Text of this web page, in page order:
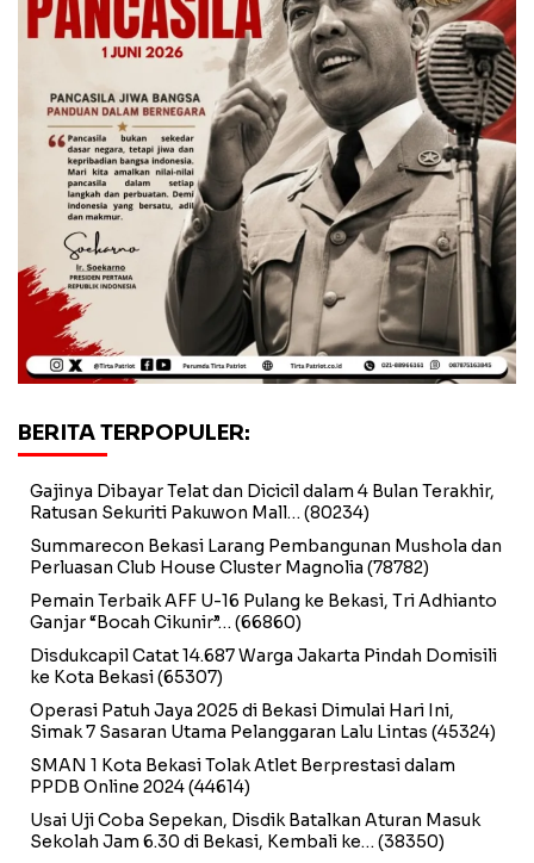
BERITA TERPOPULER:
Gajinya Dibayar Telat dan Dicicil dalam 4 Bulan Terakhir,
Ratusan Sekuriti Pakuwon Mall… (80234)
Summarecon Bekasi Larang Pembangunan Mushola dan
Perluasan Club House Cluster Magnolia (78782)
Pemain Terbaik AFF U-16 Pulang ke Bekasi, Tri Adhianto
Ganjar “Bocah Cikunir”… (66860)
Disdukcapil Catat 14.687 Warga Jakarta Pindah Domisili
ke Kota Bekasi(65307)
Operasi Patuh Jaya 2025 di Bekasi Dimulai Hari Ini,
Simak 7 Sasaran Utama Pelanggaran Lalu Lintas (45324)
SMAN 1 Kota Bekasi Tolak Atlet Berprestasi dalam
PPDB Online 2024(44614)
Usai Uji Coba Sepekan, Disdik Batalkan Aturan Masuk
Sekolah Jam 6.30 di Bekasi, Kembali ke… (38350)